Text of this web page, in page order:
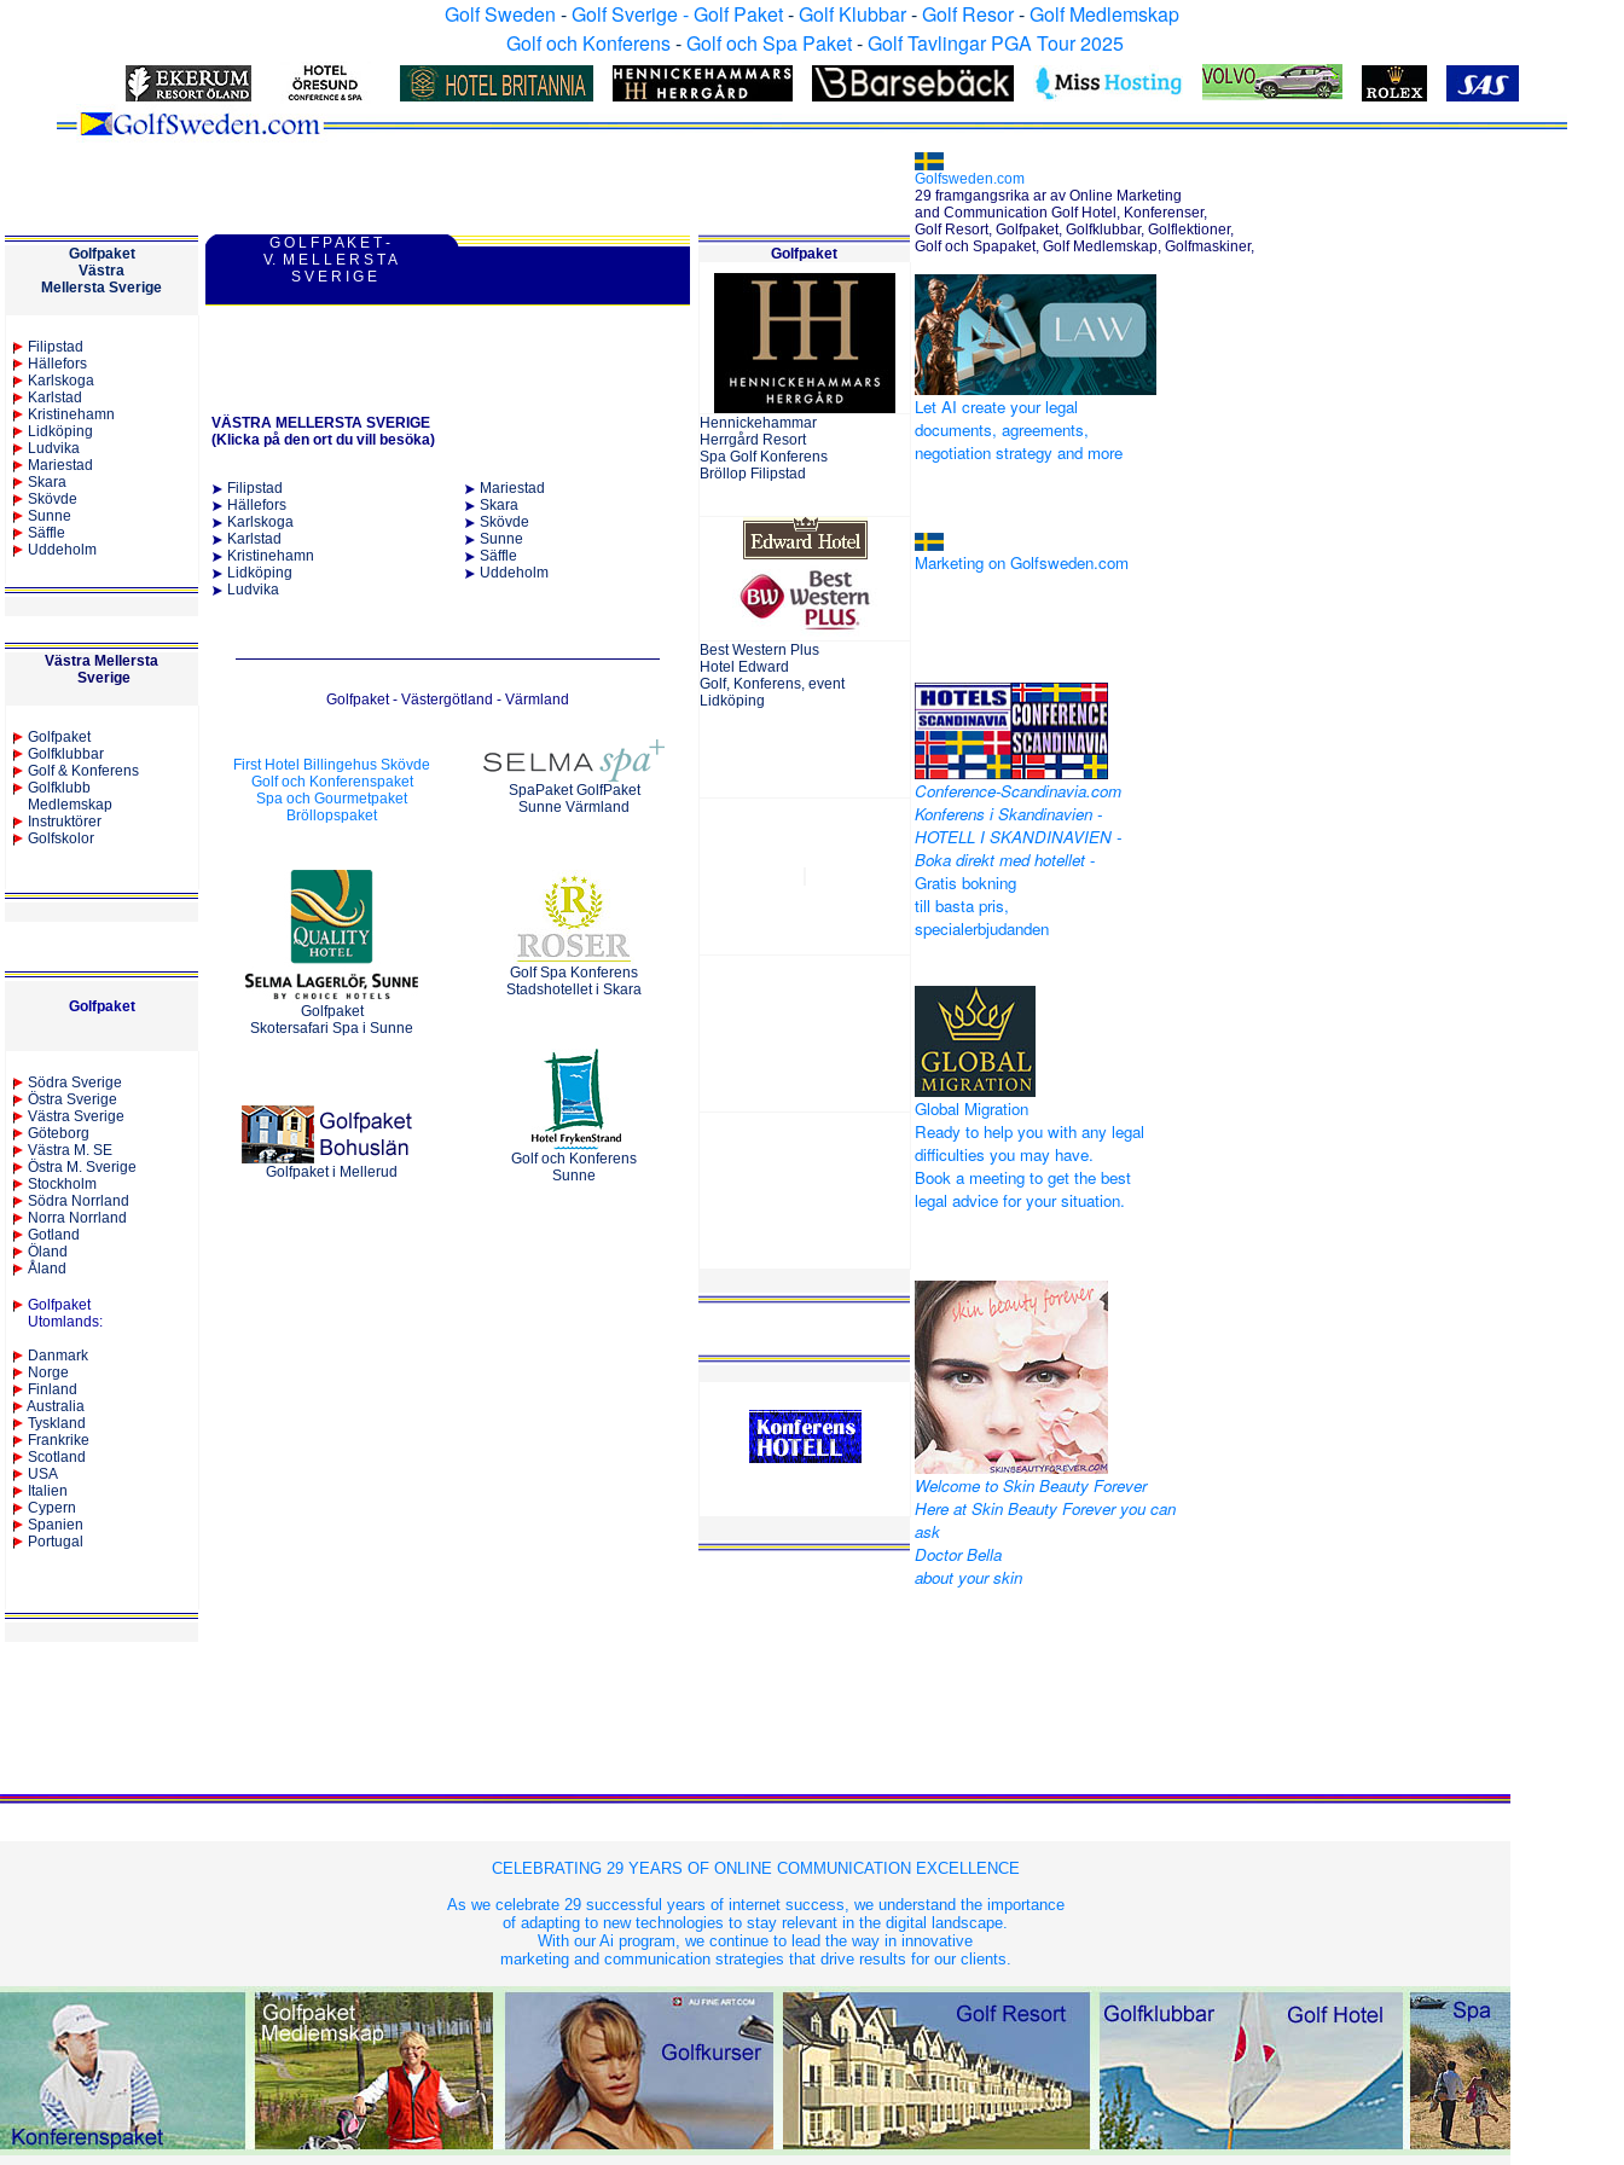
Golf Sweden -Golf Sverige - Golf Paket-Golf Klubbar-Golf Resor-Golf Medlemskap
Golf och Konferens-Golf och Spa Paket-Golf Tavlingar PGA Tour 2025
Golfpaket
Västra
Mellersta Sverige
Filipstad
Hällefors
Karlskoga
Karlstad
Kristinehamn
Lidköping
Ludvika
Mariestad
Skara
Skövde
Sunne
Säffle
Uddeholm
Västra Mellersta
Sverige
Golfpaket
Golfklubbar
Golf & Konferens
Golfklubb
Medlemskap
Instruktörer
Golfskolor
Golfpaket
Södra Sverige
Östra Sverige
Västra Sverige
Göteborg
Västra M. SE
Östra M. Sverige
Stockholm
Södra Norrland
Norra Norrland
Gotland
Öland
Åland
Golfpaket
Utomlands:
Danmark
Norge
Finland
Australia
Tyskland
Frankrike
Scotland
USA
Italien
Cypern
Spanien
Portugal
G O L F P A K E T -
V. M E L L E R S T A
S V E R I G E
VÄSTRA MELLERSTA SVERIGE
(Klicka på den ort du vill besöka)
Filipstad
Hällefors
Karlskoga
Karlstad
Kristinehamn
Lidköping
Ludvika
Mariestad
Skara
Skövde
Sunne
Säffle
Uddeholm
Golfpaket - Västergötland - Värmland
First Hotel Billingehus Skövde
Golf och Konferenspaket
Spa och Gourmetpaket
Bröllopspaket
SpaPaket GolfPaket
Sunne Värmland
Golfpaket
Skotersafari Spa i Sunne
Golf Spa Konferens
Stadshotellet i Skara
Golfpaket i Mellerud
Golf och Konferens
Sunne
Golfpaket
Hennickehammar
Herrgård Resort
Spa Golf Konferens
Bröllop Filipstad
Best Western Plus
Hotel Edward
Golf, Konferens, event
Lidköping
Golfsweden.com
29 framgangsrika ar av Online Marketing
and Communication Golf Hotel, Konferenser,
Golf Resort, Golfpaket, Golfklubbar, Golflektioner,
Golf och Spapaket, Golf Medlemskap, Golfmaskiner,
Let AI create your legal
documents, agreements,
negotiation strategy and more
Marketing on Golfsweden.com
Conference-Scandinavia.com
Konferens i Skandinavien -
HOTELL I SKANDINAVIEN -
Boka direkt med hotellet-
Gratis bokning
till basta pris,
specialerbjudanden
Global Migration
Ready to help you with any legal
difficulties you may have.
Book a meeting to get the best
legal advice for your situation.
Welcome to Skin Beauty Forever
Here at Skin Beauty Forever you can
ask
Doctor Bella
about your skin
CELEBRATING 29 YEARS OF ONLINE COMMUNICATION EXCELLENCE
As we celebrate 29 successful years of internet success, we understand the importance
of adapting to new technologies to stay relevant in the digital landscape.
With our Ai program, we continue to lead the way in innovative
marketing and communication strategies that drive results for our clients.